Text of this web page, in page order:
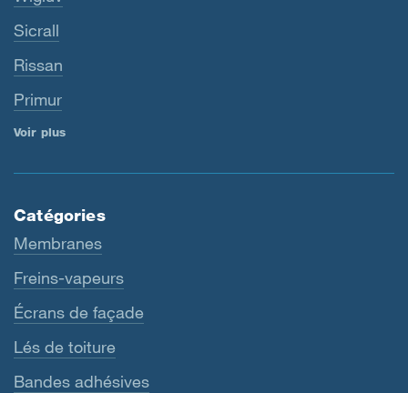
Sicrall
Rissan
Primur
Voir plus
Catégories
Membranes
Freins-vapeurs
Écrans de façade
Lés de toiture
Bandes adhésives